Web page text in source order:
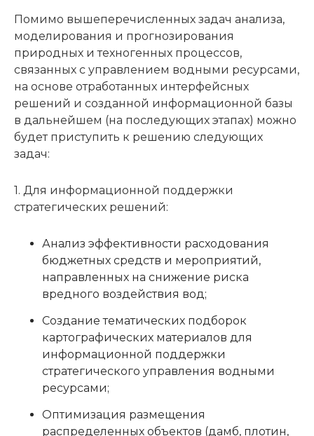
Помимо вышеперечисленных задач анализа,
моделирования и прогнозирования
природных и техногенных процессов,
связанных с управлением водными ресурсами,
на основе отработанных интерфейсных
решений и созданной информационной базы
в дальнейшем (на последующих этапах) можно
будет приступить к решению следующих
задач:
1. Для информационной поддержки
стратегических решений:
Анализ эффективности расходования
бюджетных средств и мероприятий,
направленных на снижение риска
вредного воздействия вод;
Создание тематических подборок
картографических материалов для
информационной поддержки
стратегического управления водными
ресурсами;
Оптимизация размещения
распределенных объектов (дамб, плотин,